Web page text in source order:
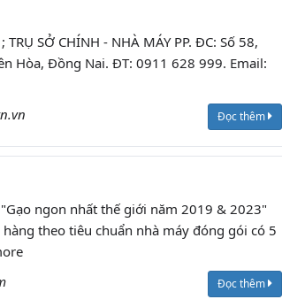
SỞ CHÍNH - NHÀ MÁY PP. ĐC: Số 58,
Hòa, Đồng Nai. ĐT: 0911 628 999. Email:
Đọc thêm
"Gạo ngon nhất thế giới năm 2019 & 2023"
theo tiêu chuẩn nhà máy đóng gói có 5
Đọc thêm